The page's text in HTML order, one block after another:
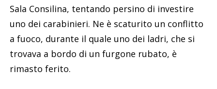
Sala Consilina, tentando persino di investire
uno dei carabinieri. Ne è scaturito un conflitto
a fuoco, durante il quale uno dei ladri, che si
trovava a bordo di un furgone rubato, è
rimasto ferito.